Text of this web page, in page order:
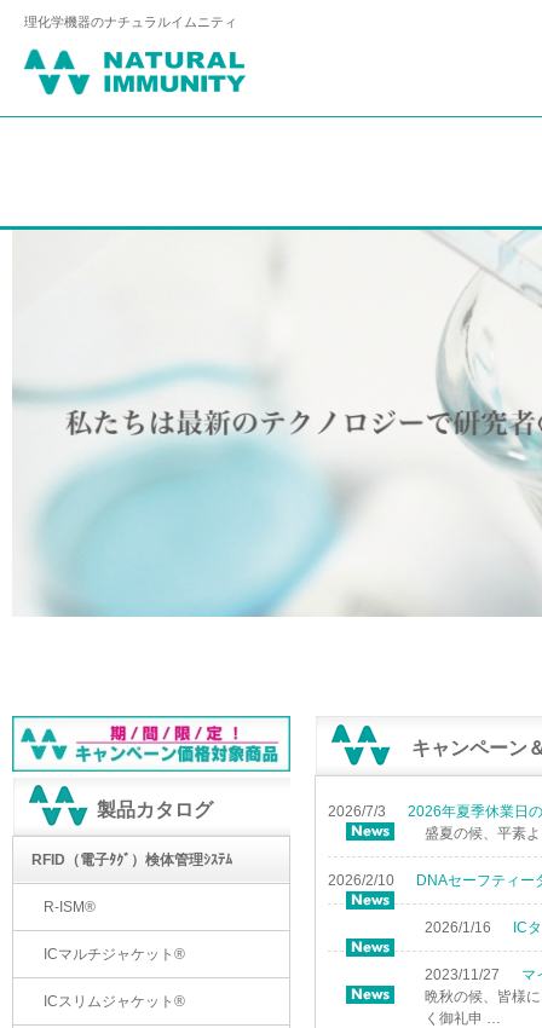
理化学機器のナチュラルイムニティ
キャンペーン
2026/7/3
2026年夏季休業日
盛夏の候、平素
2026/2/10 DNAセーフティ
2026/1/16 IC
2023/11/27
マ
晩秋の候、皆様
く御礼申 …
製品カタログ
RFID（電子ﾀｸﾞ）検体管理ｼｽﾃﾑ
R-ISM®
ICマルチジャケット®
ICスリムジャケット®